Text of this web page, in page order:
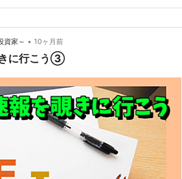
資家～ • 10ヶ月前
に行こう③